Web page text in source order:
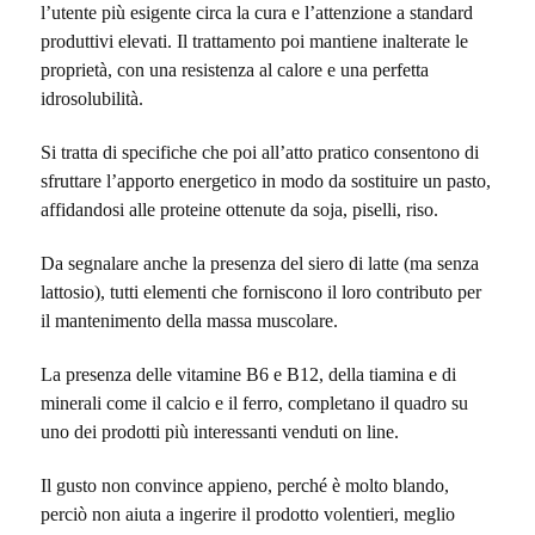
l’utente più esigente circa la cura e l’attenzione a standard
produttivi elevati. Il trattamento poi mantiene inalterate le
proprietà, con una resistenza al calore e una perfetta
idrosolubilità.
Si tratta di specifiche che poi all’atto pratico consentono di
sfruttare l’apporto energetico in modo da sostituire un pasto,
affidandosi alleproteine ottenute da soja, piselli, riso.
Da segnalare anche la presenza del siero di latte (ma senza
lattosio), tutti elementi che forniscono il loro contributo per
il mantenimento della massa muscolare.
La presenza delle vitamine B6 e B12, della tiamina e di
minerali come il calcio e il ferro, completano il quadro su
uno dei prodotti più interessanti venduti on line.
Il gusto non convince appieno, perché è molto blando,
perciò non aiuta a ingerire il prodotto volentieri, meglio